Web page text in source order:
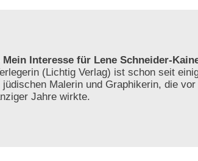
Mein Interesse für Lene Schneider-
(Lichtig Verlag) ist schon seit
Malerin und Graphikerin, die
Jahre wirkte.